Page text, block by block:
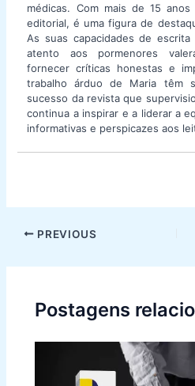
médicas. Com mais de 15
editorial, é uma figura de
As suas capacidades de
atento aos pormenores
fornecer críticas honestas e
trabalho árduo de Maria têm
sucesso da revista que
continua a inspirar e a liderar a
informativas e perspicazes aos
Post
PREVIOUS
Postagens